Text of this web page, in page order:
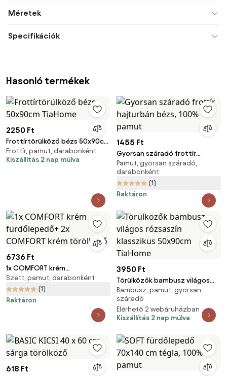
Méretek
Specifikációk
Hasonló termékek
2250 Ft
Frottírtörülköző bézs 50x90cm
TiaHome
Frottír, pamut, darabonként
Kiszállítás 2 nap múlva
1455 Ft
Gyorsan száradó frottír
hajturbán bézs, 100% pamut
Pamut, gyorsan száradó,
darabonként
(1)
Raktáron
6736 Ft
1x COMFORT krém
fürdőlepedő+ 2x COMFORT
krém törölköző
Szett, pamut, darabonként
(1)
Raktáron
3950 Ft
Törülközők bambusz világos
rózsaszín klasszikus 50x90cm
TiaHome
Bambusz, pamut, gyorsan
száradó
Elérhető 2 webáruházban
Kiszállítás 2 nap múlva
618 Ft